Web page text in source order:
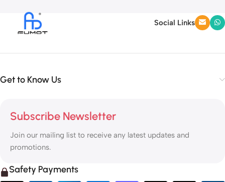
Social Links
Get to Know Us
Subscribe Newsletter
Join our mailing list to receive any latest updates and
promotions.
Safety Payments